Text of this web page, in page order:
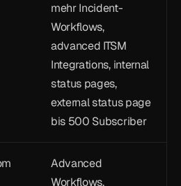
mehr Incident-
Workflows,
advanced ITSM
Integrations, internal
status pages,
external status page
bis 500 Subscriber
Advanced
Workflows,